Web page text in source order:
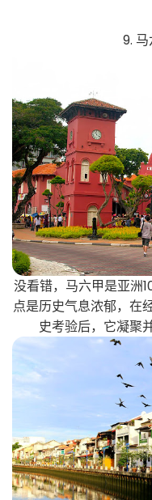
9.
没看错，马六甲是亚洲
点是历史气息浓郁，在
史考验后，它凝聚